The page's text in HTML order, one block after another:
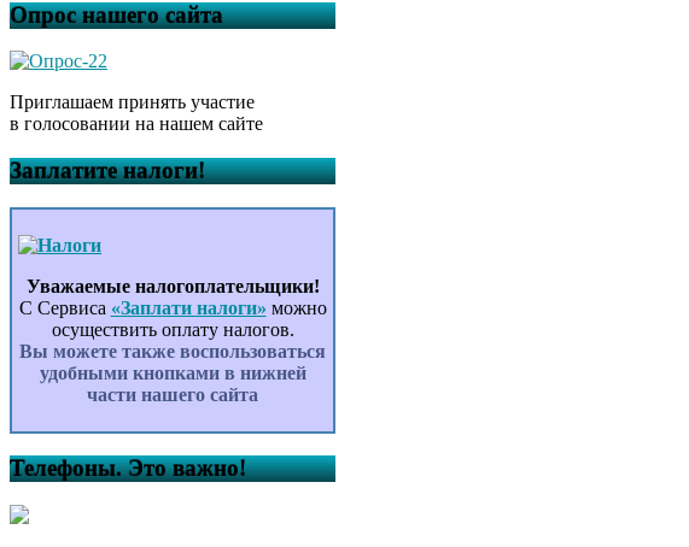
Опрос нашего сайта
Приглашаем принять участие
в голосовании на нашем сайте
Заплатите налоги!
Уважаемые налогоплательщики!
С Сервиса «Заплати налоги» можно
осуществить оплату налогов.
Вы можете также воспользоваться
удобными кнопками в нижней
части нашего сайта
Телефоны. Это важно!